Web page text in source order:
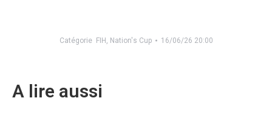
Catégorie FIH , Nation's Cup 16/06/26 20:00
A lire aussi